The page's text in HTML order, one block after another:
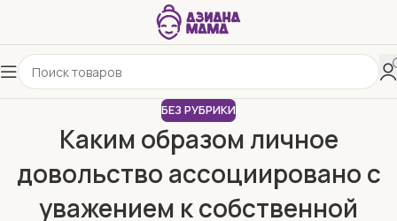
БЕЗ РУБРИКИ
Каким образом личное
довольство ассоциировано с
уважением к собственной